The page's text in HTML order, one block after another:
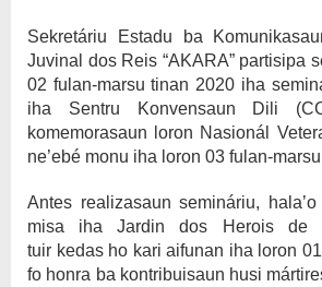
Sekretáriu Estadu ba
Juvinal dos Reis “AKARA” partisipa
02 fulan-marsu tinan 2020 iha
iha Sentru Konvensaun Dili
komemorasaun loron Nasionál
ne’ebé monu iha loron 03 fulan-
Antes realizasaun semináriu,
misa iha Jardin dos Herois de
tuir kedas ho kari aifunan iha loron
fo honra ba kontribuisaun husi